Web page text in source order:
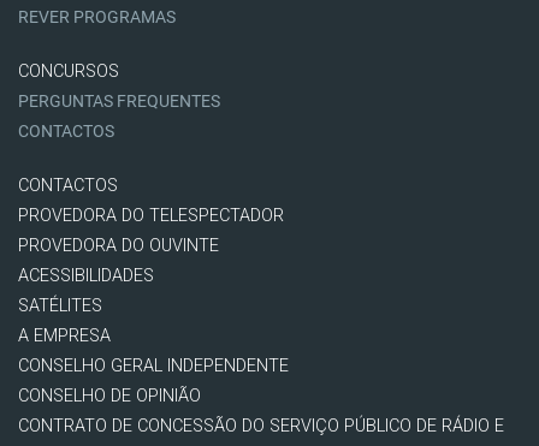
REVER PROGRAMAS
CONCURSOS
PERGUNTAS FREQUENTES
CONTACTOS
CONTACTOS
PROVEDORA DO TELESPECTADOR
PROVEDORA DO OUVINTE
ACESSIBILIDADES
SATÉLITES
A EMPRESA
CONSELHO GERAL INDEPENDENTE
CONSELHO DE OPINIÃO
CONTRATO DE CONCESSÃO DO SERVIÇO PÚBLICO DE RÁDIO E